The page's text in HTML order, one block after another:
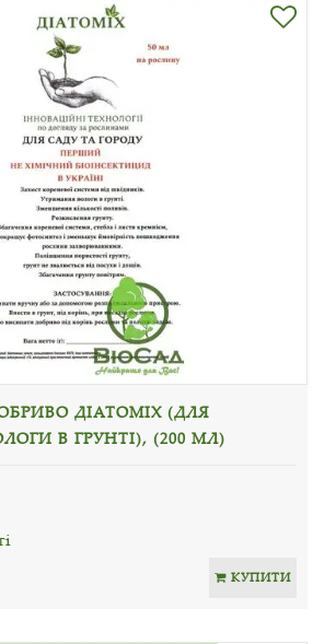
ДІАТОМІХ (ДЛЯ
В ГРУНТІ), (200 МЛ)
КУПИТИ